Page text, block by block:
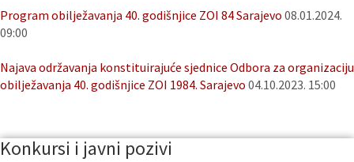
Program obilježavanja 40. godišnjice ZOI 84 Sarajevo 08.01.2024.
09:00
Najava održavanja konstituirajuće sjednice Odbora za organizaciju
obilježavanja 40. godišnjice ZOI 1984. Sarajevo 04.10.2023. 15:00
Konkursi i javni pozivi